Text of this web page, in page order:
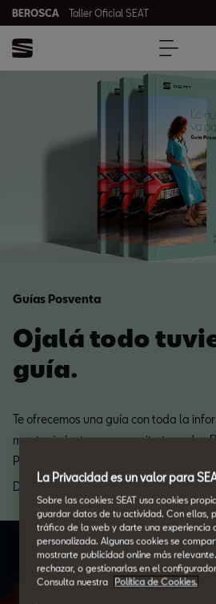
BEROSCA Taller Oficial SEAT
Guías Posventa
Ojalá todo
guía.
Te ofrecemos una guía con toda la
mantenimiento que necesita tu coche.
Posventa.
Descarga
La Privacidad es un valor para
Sobre las cookies: SEAT usa cookies
guardar datos de tu actividad. Con ellas,
tráfico de la web y darte una experiencia
personalizada. Algunas cookies se
mostrarte publicidad online más
rechazar, o gestionarlas en el
Consulta nuestra
Política de Cookies.